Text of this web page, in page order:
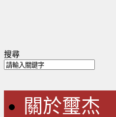
搜尋
關於璽杰